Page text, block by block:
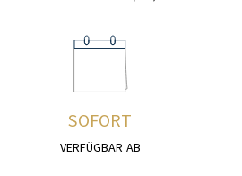
SOFORT
VERFÜGBAR AB